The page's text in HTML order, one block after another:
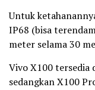
Untuk
IP68 (bisa
meter selama 30
Vivo X100 tersedia
sedangkan X100